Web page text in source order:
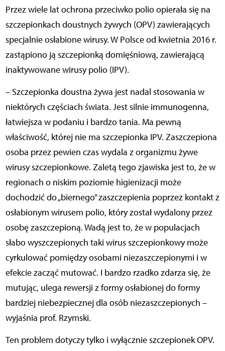
Przez wiele lat ochrona przeciwko polio opierała się na
szczepionkach doustnych żywych (OPV) zawierających
specjalnie osłabione wirusy. W Polsce od kwietnia 2016 r.
zastąpiono ją szczepionką domięśniową, zawierającą
inaktywowane wirusy polio (IPV).
– Szczepionka doustna żywa jest nadal stosowania w
niektórych częściach świata. Jest silnie immunogenna,
łatwiejsza w podaniu i bardzo tania. Ma pewną
właściwość, której nie ma szczepionka IPV. Zaszczepiona
osoba przez pewien czas wydala z organizmu żywe
wirusy szczepionkowe. Zaletą tego zjawiska jest to, że w
regionach o niskim poziomie higienizacji może
dochodzić do „biernego” zaszczepienia poprzez kontakt z
osłabionym wirusem polio, który został wydalony przez
osobę zaszczepioną. Wadą jest to, że w populacjach
słabo wyszczepionych taki wirus szczepionkowy może
cyrkulować pomiędzy osobami niezaszczepionymi i w
efekcie zacząć mutować. I bardzo rzadko zdarza się, że
mutując, ulega rewersji z formy osłabionej do formy
bardziej niebezpiecznej dla osób niezaszczepionych –
wyjaśnia prof. Rzymski.
Ten problem dotyczy tylko i wyłącznie szczepionek OPV.